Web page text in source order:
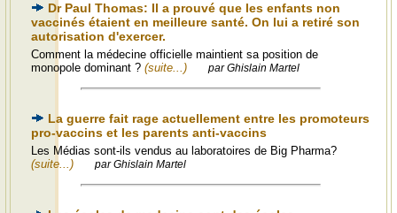
Dr Paul Thomas: Il a prouvé que les enfants non
vaccinés étaient en meilleure santé. On lui a retiré son
autorisation d'exercer.
Comment la médecine officielle maintient sa position de
monopole dominant ? (suite...) par Ghislain Martel
La guerre fait rage actuellement entre les promoteurs
pro-vaccins et les parents anti-vaccins
Les Médias sont-ils vendus au laboratoires de Big Pharma?
(suite...)
par Ghislain Martel